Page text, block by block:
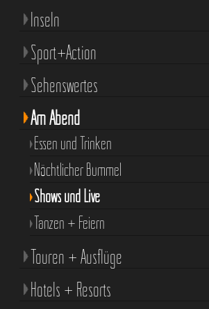
Inseln
Sport+Action
Sehenswertes
Am Abend
Essen und Trinken
Nächtlicher Bummel
Shows und Live
Tanzen + Feiern
Touren + Ausflüge
Hotels + Resorts